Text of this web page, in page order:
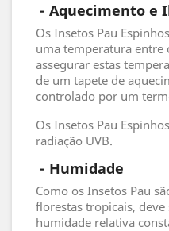
- Aquecimento e
Os Insetos Pau
uma temperatura entre
assegurar estas
de um tapete de
controlado por um
Os Insetos Pau
radiação UVB.
- Humidade
Como os Insetos Pau
florestas tropicais,
humidade relativa